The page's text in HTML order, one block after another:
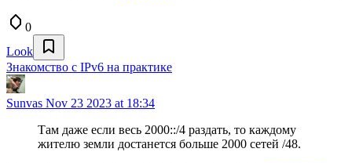
0
Look
Знакомство с IPv6 на практике
Sunvas Nov 23 2023 at 18:34
Там даже если весь 2000::/4 раздать, то каждому
жителю земли достанется больше 2000 сетей /48.